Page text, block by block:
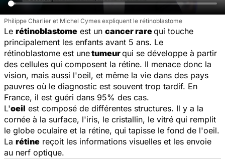
Philippe Charlier et Michel Cymes expliquent le rétinoblastome
Le rétinoblastome est un cancer rarequi touche
principalement les enfants avant 5 ans. Le
rétinoblastome est unetumeurqui se développe à partir
des cellules qui composent la rétine. Il menace donc la
vision, mais aussi l'oeil, et même la vie dans des pays
pauvres où le diagnostic est souvent trop tardif. En
France, il est guéri dans 95% des cas.
L'oeil est composé de différentes structures. Il y a la
cornée à la surface, l'iris, le cristallin, le vitré qui remplit
le globe oculaire et la rétine, qui tapisse le fond de l'oeil.
La rétine reçoit les informations visuelles et les envoie
au nerf optique.